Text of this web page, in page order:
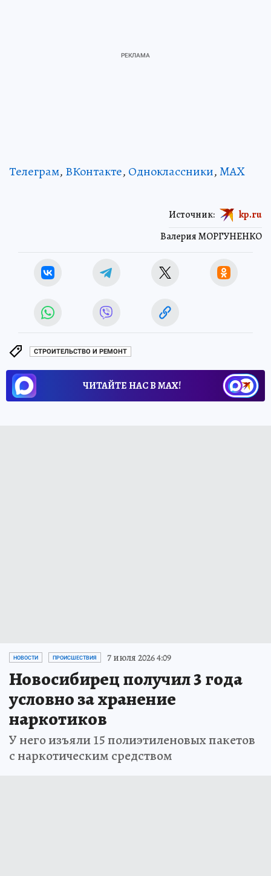
Телеграм, ВКонтакте, Одноклассники,MAX
Валерия МОРГУНЕНКО
Источник: kp.ru
СТРОИТЕЛЬСТВО И РЕМОНТ
ЧИТАЙТЕ НАС В МАХ!
НОВОСТИ ПРОИСШЕСТВИЯ 7 июля 2026 4:09
Новосибирец получил 3 года
условно за хранение
наркотиков
У него изъяли 15 полиэтиленовых пакетов
с наркотическим средством